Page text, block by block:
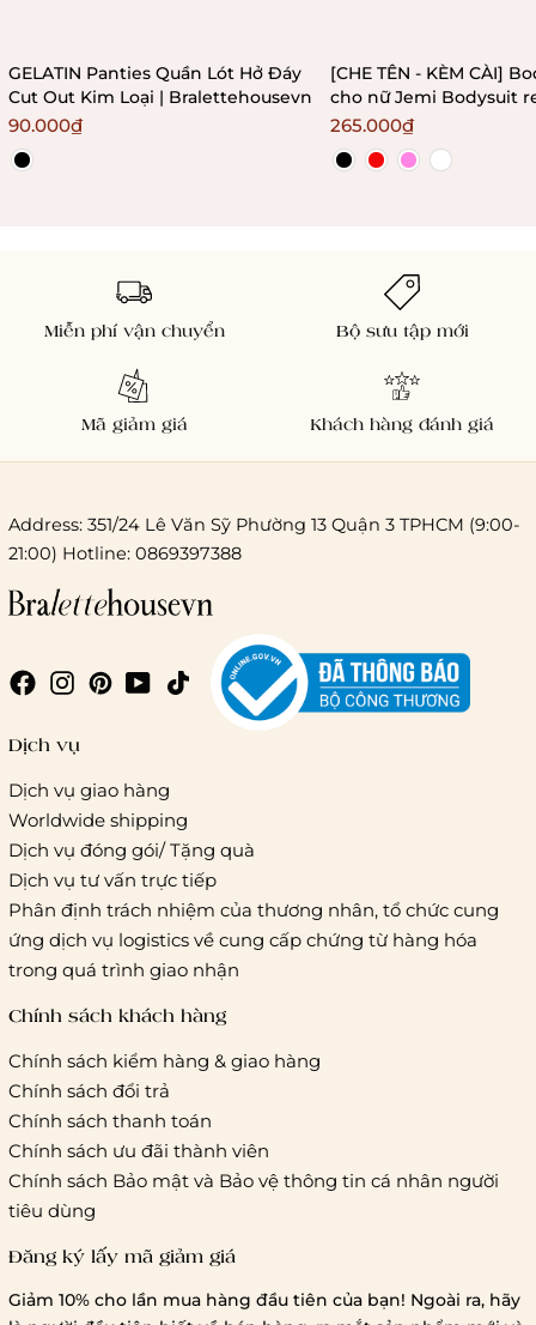
Chi phí giao hàng
Giao hàng trong ngày (hoả tốc)
Giao hàng tiêu chuẩn:
Hồ Chí Minh:
Áp dụng theo bảng giá cước của ĐVVC
Vietelpost/ Giaohangtietkiem và 1 số đối tác vận chuyển
Hà Nội và các tỉnh thành khác:
Áp dụng theo bảng giá
cước của ĐVVC Vietelpost/ Giaohangtietkiem... và 1 số đối
tác vận chuyển khác
Thời gian giao hàng
Hồ Chí Minh:
Hà Nội và các tỉnh thành khá
Lưu ý chung về chính sách vận chuyển
GELATIN Panties Quần Lót Hở Đáy
Cut Out Kim Loại | Bralettehousevn
90.000₫
[CHE TÊN - KÈM CÀI]
cho nữ Jemi Bodysuit
không gọng không
Bralettehousevn
265.000₫
Miễn phí vận chuyển Bộ sưu tập mới
Mã giảm giá Khách hàng đánh giá
Address: 351/24 Lê Văn Sỹ Phường 13 Quận 3 TPHCM (9:00-
21:00) Hotline: 0869397388
Dịch vụ
Dịch vụ giao hàng
Worldwide shipping
Dịch vụ đóng gói/ Tặng quà
Dịch vụ tư vấn trực tiếp
Phân định trách nhiệm của thương nhân, tổ chức cung
ứng dịch vụ logistics về cung cấp chứng từ hàng hóa
trong quá trình giao nhận
Chính sách khách hàng
Chính sách kiểm hàng & giao hàng
Chính sách đổi trả
Chính sách thanh toán
Chính sách ưu đãi thành viên
Chính sách Bảo mật và Bảo vệ thông tin cá nhân người
tiêu dùng
Đăng ký lấy mã giảm giá
Giảm 10% cho lần mua hàng đầu tiên của bạn! Ngoài ra, hãy